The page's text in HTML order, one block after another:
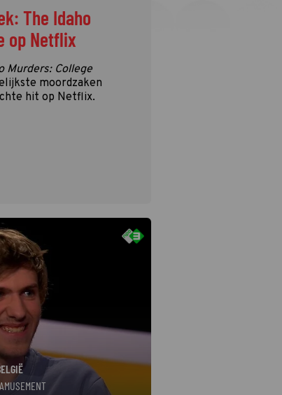
The Idaho
op Netflix
Murders: College
moordzaken
hit op Netflix.